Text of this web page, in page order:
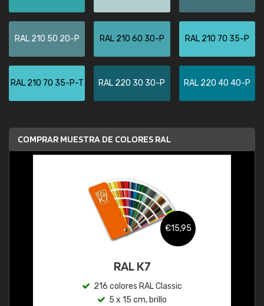
RAL 210 50 20-P RAL 210 60 30-P RAL 210 70 35-P
RAL 210 70 35-P-T RAL 220 30 30-P RAL 220 40 40-P
COMPRAR MUESTRA DE COLORES RAL
€15,95
RAL K7
216 colores RAL Classic
5 x 15 cm, brillo